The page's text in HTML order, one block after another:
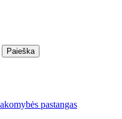
pastangas